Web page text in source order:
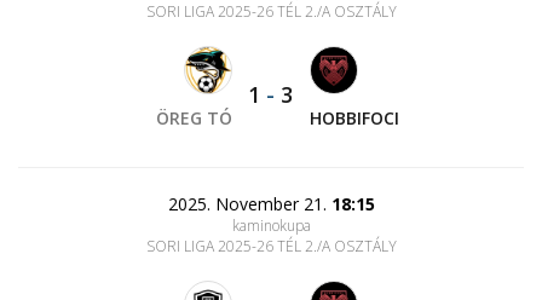
SORI LIGA 2025-26 TÉL 2./A OSZTÁLY
ÖREG TÓ
1 - 3
HOBBIFOCI
2025. November 21. 18:15
kaminokupa
SORI LIGA 2025-26 TÉL 2./A OSZTÁLY